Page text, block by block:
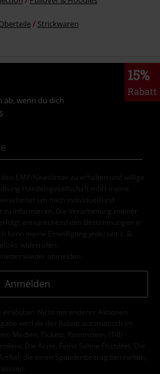
Strickwaren
15%
Rabatt
ab, wenn du dich
den EMP-Newsletter zu erhalten und willige
Handelsgesellschaft mbH meine
um mich individuell und
informieren. Die Verarbeitung meiner
entsprechend den Bestimmungen in
Ich kann meine Einwilligung jederzeit z. B.
widerrufen.
wieder abmelden.
Anmelden
Nicht mit anderen Aktionen
wird dir der Rabatt automatisch im
Medien, Tickets, Rammstein, (Till)
Die Ärzte, Feine Sahne Fischfilet, Die
die einen Spendenbeitrag beinhalten,